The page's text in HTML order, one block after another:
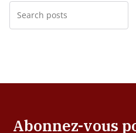
Abonnez-vous